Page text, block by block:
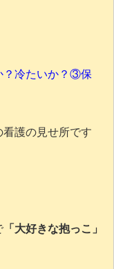
冷たいか？③保
護の見せ所です
「大好きな抱っこ」